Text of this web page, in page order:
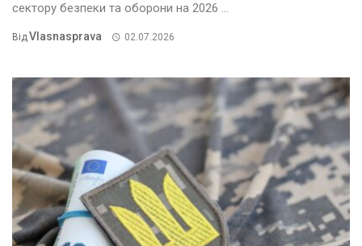
сектору безпеки та оборони на 2026 ...
ВідVlasnasprava 02.07.2026